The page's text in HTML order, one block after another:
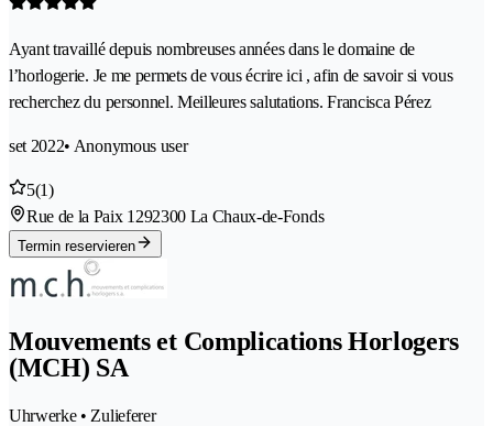
Ayant travaillé depuis nombreuses années dans le domaine de
l’horlogerie. Je me permets de vous écrire ici , afin de savoir si vous
recherchez du personnel. Meilleures salutations. Francisca Pérez
set 2022• Anonymous user
5(1)
Rue de la Paix 1292300 La Chaux-de-Fonds
Termin reservieren
Mouvements et Complications Horlogers
(MCH) SA
Uhrwerke • Zulieferer